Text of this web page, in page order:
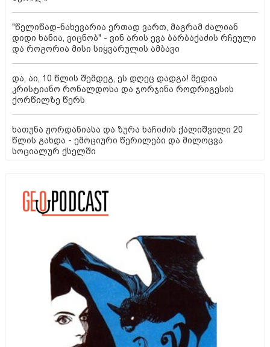
"წელიწად-ნახევარია ერთად ვართ, მაგრამ ძალიან
დიდი ხანია, ვიცნობ" - ვინ არის ევა ბარბაქაძის რჩეული
და როგორია მისი სიყვარულის ამბავი
და, აი, 10 წლის შემდეგ, ეს დღეც დადგა! მედია
კრისტიანო რონალდოსა და ჯორჯინა როდრიგესის
ქორწილზე წერს
ხათუნა ჟორდანიასა და ზურა ხაჩიძის ქალიშვილი 20
წლის გახდა - ემოციური წერილები და მილოცვა
სოციალურ ქსელში